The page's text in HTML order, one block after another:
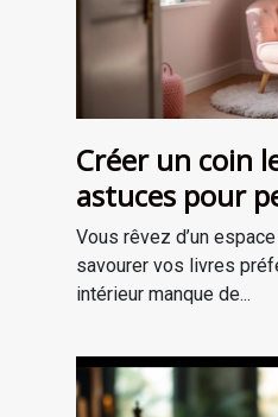
Créer un coin
astuces pour
Vous rêvez d’un
savourer vos livres
intérieur manque de...